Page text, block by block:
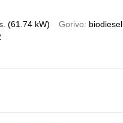
(61.74 kW) Gorivo biodiesel